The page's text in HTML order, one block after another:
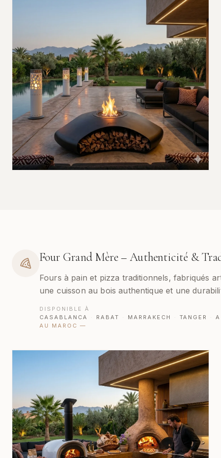
Four Grand Mère – Authenticité &
Fours à pain et pizza traditionnels, fabriqués
une cuisson au bois authentique et une
DISPONIBLE À
CASABLANCA
· RABAT · MARRAKECH · TANGER ·
AU MAROC —